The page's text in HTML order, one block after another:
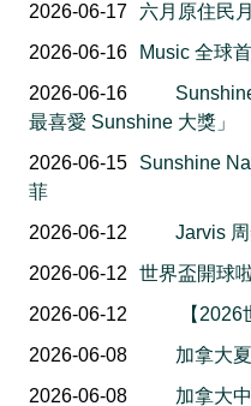
2026-06-17
六月原住民
2026-06-16
Music 全球
2026-06-16
最喜愛 Sunshine 大獎」
2026-06-15
Sunshine
菲
2026-06-12
Jarvis
2026-06-12
世界盃開球
2026-06-12
【2026
2026-06-08
加拿大
2026-06-08
加拿大